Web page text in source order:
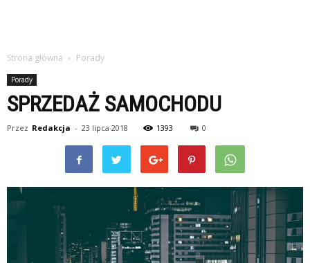
Strona główna Porady
Porady
SPRZEDAŻ SAMOCHODU
Przez Redakcja - 23 lipca 2018 1393 0